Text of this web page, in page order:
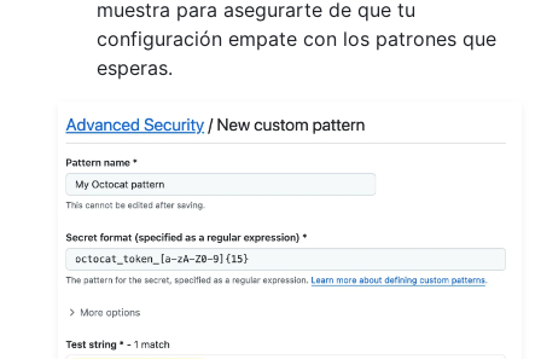
muestra para asegurarte de que tu
configuración empate con los patrones que
esperas.